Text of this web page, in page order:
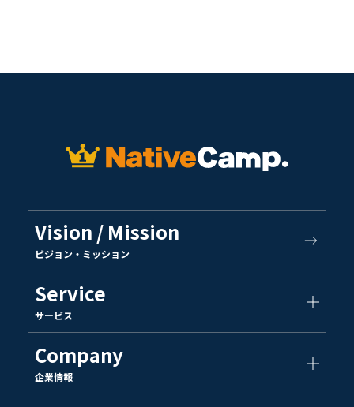
Vision / Mission
ビジョン・ミッション
Service
サービス
Company
企業情報